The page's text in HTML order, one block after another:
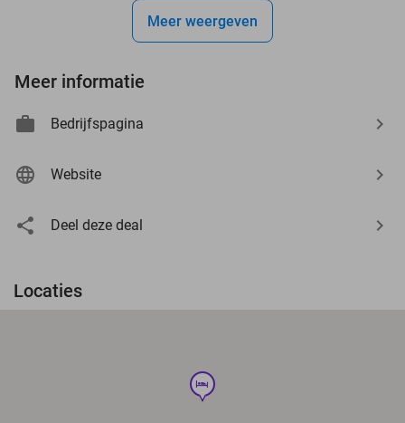
Meer weergeven
Meer informatie
Bedrijfspagina
Website
Deel deze deal
Locaties
hotel